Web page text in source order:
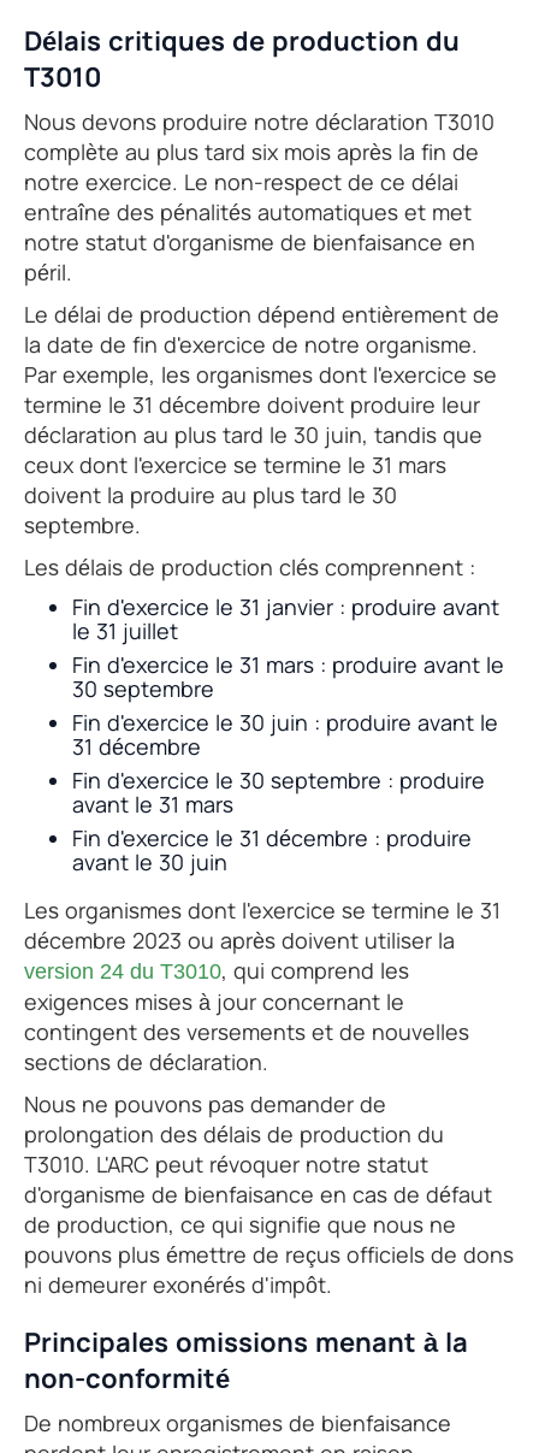
Délais critiques de production du
T3010
Nous devons produire notre déclaration T3010
complète au plus tard six mois après la fin de
notre exercice. Le non-respect de ce délai
entraîne des pénalités automatiques et met
notre statut d'organisme de bienfaisance en
péril.
Le délai de production dépend entièrement de
la date de fin d'exercice de notre organisme.
Par exemple, les organismes dont l'exercice se
termine le 31 décembre doivent produire leur
déclaration au plus tard le 30 juin, tandis que
ceux dont l'exercice se termine le 31 mars
doivent la produire au plus tard le 30
septembre.
Les délais de production clés comprennent :
Fin d'exercice le 31 janvier : produire avant
le 31 juillet
Fin d'exercice le 31 mars : produire avant le
30 septembre
Fin d'exercice le 30 juin : produire avant le
31 décembre
Fin d'exercice le 30 septembre : produire
avant le 31 mars
Fin d'exercice le 31 décembre : produire
avant le 30 juin
Les organismes dont l'exercice se termine le 31
décembre 2023 ou après doivent utiliser la
version 24 du T3010, qui comprend les
exigences mises à jour concernant le
contingent des versements et de nouvelles
sections de déclaration.
Nous ne pouvons pas demander de
prolongation des délais de production du
T3010. L'ARC peut révoquer notre statut
d'organisme de bienfaisance en cas de défaut
de production, ce qui signifie que nous ne
pouvons plus émettre de reçus officiels de dons
ni demeurer exonérés d'impôt.
Principales omissions menant à la
non-conformité
De nombreux organismes de bienfaisance